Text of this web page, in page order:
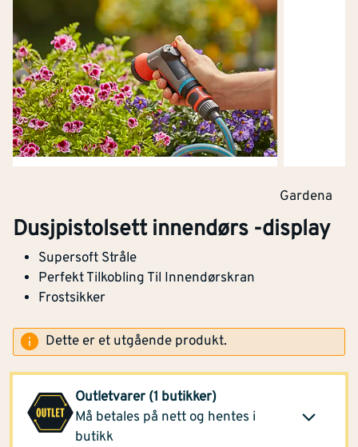
Gardena
Dusjpistolsett innendørs -display
Supersoft Stråle
Perfekt Tilkobling Til Innendørskran
Frostsikker
Dette er et utgående produkt.
Outletvarer (1 butikker)
Må betales på nett og hentes i
butikk
Montér Etne (3 stk)
Opprinnelig pris 439,- Klikk og hent